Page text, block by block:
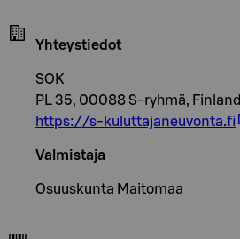
Yhteystiedot
SOK
PL 35, 00088 S-ryhmä, Finland
https://s-kuluttajaneuvonta.fi
Valmistaja
Osuuskunta Maitomaa